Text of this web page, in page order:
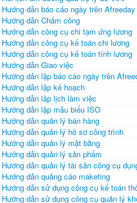
Hướng dẫn báo cáo ngày trên Afreeday
Hướng dẫn Chấm công
Hướng dẫn công cụ chi tạm ứng lương
Hướng dẫn công cụ kế toán chi lương
Hướng dẫn công cụ kế toán tính lương
Hướng dẫn Giao việc
Hướng dẫn lập báo cáo ngày trên
Hướng dẫn lập kế hoạch
Hướng dẫn lập lịch làm việc
Hướng dẫn lập mẫu biểu ISO
Hướng dẫn quản lý bán hàng
Hướng dẫn quản lý hồ sơ công trình
Hướng dẫn quản lý mặt bằng
Hướng dẫn quản lý sản phẩm
Hướng dẫn quản lý tài sản công cụ
Hướng dẫn quảng cáo maketing
Hướng dẫn sử dụng công cụ kế toán
Hướng dẫn sử dụng công cụ quản lý